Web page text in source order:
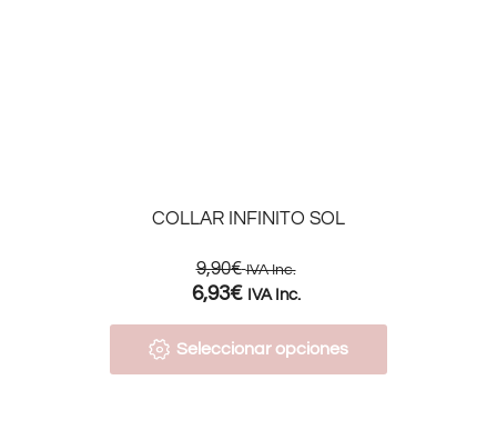
COLLAR INFINITO SOL
9,90€ IVA Inc.
6,93€ IVA Inc.
Seleccionar opciones